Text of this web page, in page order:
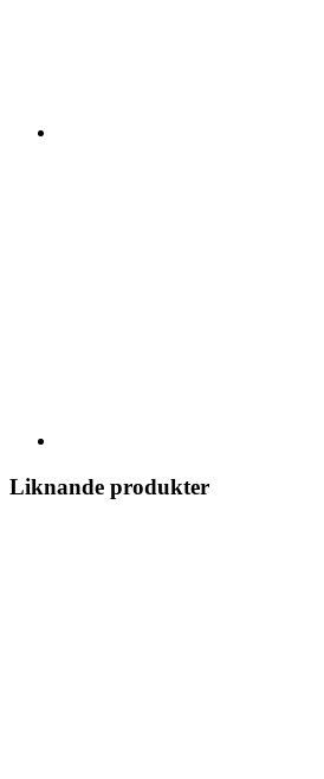
Liknande produkter